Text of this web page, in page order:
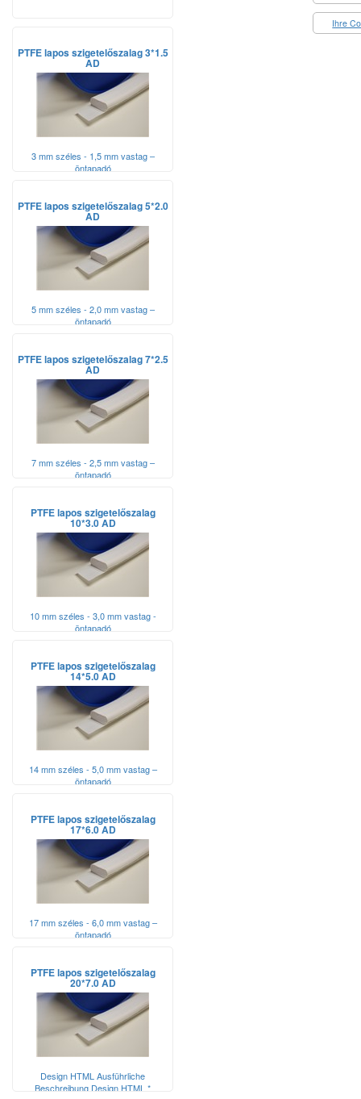
PTFE lapos szigetelőszalag 3*1.5
AD
3 mm széles - 1,5 mm vastag –
öntapadó
PTFE lapos szigetelőszalag 5*2.0
AD
5 mm széles - 2,0 mm vastag –
öntapadó
PTFE lapos szigetelőszalag 7*2.5
AD
7 mm széles - 2,5 mm vastag –
öntapadó
PTFE lapos szigetelőszalag
10*3.0 AD
10 mm széles - 3,0 mm vastag -
öntapadó
PTFE lapos szigetelőszalag
14*5.0 AD
14 mm széles - 5,0 mm vastag –
öntapadó
PTFE lapos szigetelőszalag
17*6.0 AD
17 mm széles - 6,0 mm vastag –
öntapadó
PTFE lapos szigetelőszalag
20*7.0 AD
Design HTML Ausführliche
Beschreibung Design HTML *
Ihre